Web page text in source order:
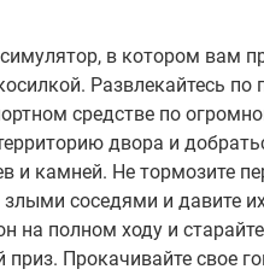
в котором вам
Развлекайтесь по
средстве по
двора и
и камней. Не тормозите
соседями и давите
на полном ходу и
Прокачивайте свое